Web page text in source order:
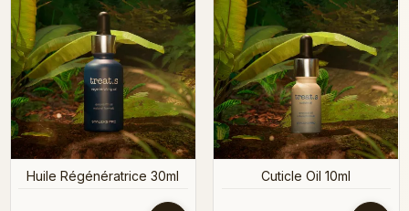
Huile Régénératrice 30ml Cuticle Oil 10ml